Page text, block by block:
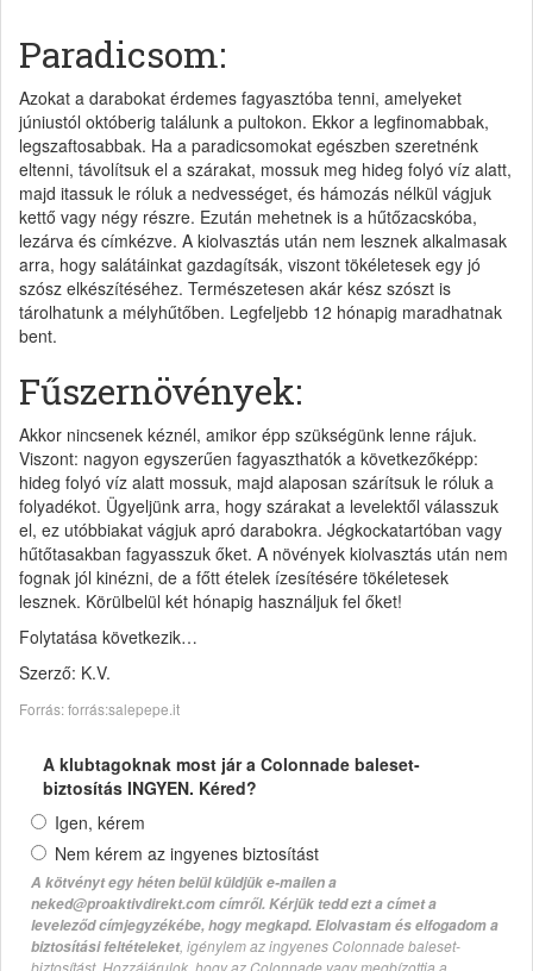
Paradicsom:
Azokat a darabokat érdemes fagyasztóba tenni, amelyeket
júniustól októberig találunk a pultokon. Ekkor a legfinomabbak,
legszaftosabbak. Ha a paradicsomokat egészben szeretnénk
eltenni, távolítsuk el a szárakat, mossuk meg hideg folyó víz alatt,
majd itassuk le róluk a nedvességet, és hámozás nélkül vágjuk
kettő vagy négy részre. Ezután mehetnek is a hűtőzacskóba,
lezárva és címkézve. A kiolvasztás után nem lesznek alkalmasak
arra, hogy salátáinkat gazdagítsák, viszont tökéletesek egy jó
szósz elkészítéséhez. Természetesen akár kész szószt is
tárolhatunk a mélyhűtőben. Legfeljebb 12 hónapig maradhatnak
bent.
Fűszernövények:
Akkor nincsenek kéznél, amikor épp szükségünk lenne rájuk.
Viszont: nagyon egyszerűen fagyaszthatók a következőképp:
hideg folyó víz alatt mossuk, majd alaposan szárítsuk le róluk a
folyadékot. Ügyeljünk arra, hogy szárakat a levelektől válasszuk
el, ez utóbbiakat vágjuk apró darabokra. Jégkockatartóban vagy
hűtőtasakban fagyasszuk őket. A növények kiolvasztás után nem
fognak jól kinézni, de a főtt ételek ízesítésére tökéletesek
lesznek. Körülbelül két hónapig használjuk fel őket!
Folytatása következik…
Szerző: K.V.
Forrás: forrás:salepepe.it
A klubtagoknak most jár a Colonnade baleset-
biztosítás INGYEN. Kéred?
Igen, kérem
Nem kérem az ingyenes biztosítást
A kötvényt egy héten belül küldjük e-mailen a
neked@proaktivdirekt.com címről. Kérjük tedd ezt a címet a
leveleződ címjegyzékébe, hogy megkapd. Elolvastam és elfogadom a
biztosítási feltételeket, igénylem az ingyenes Colonnade baleset-
biztosítást. Hozzájárulok, hogy az Colonnade vagy megbízottja a